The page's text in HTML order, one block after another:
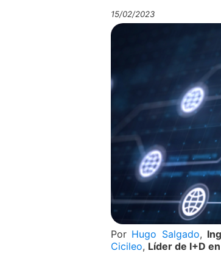
15/02/2023
Por Hugo Salgado,
Cicileo, Líder de I+D